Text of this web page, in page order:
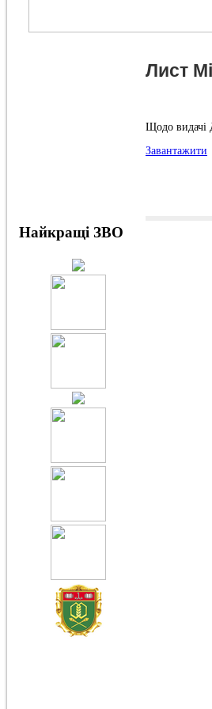
Лист
Щодо видачі
Завантажити
Найкращі ЗВО